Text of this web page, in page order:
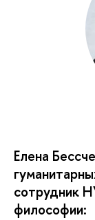
Елена
сотрудник
философии: